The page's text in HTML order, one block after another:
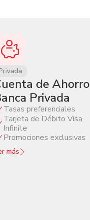
de Ahorro
Privada
Tasas preferenciales
Tarjeta de Débito Visa
Infinite
Promociones exclusivas
más